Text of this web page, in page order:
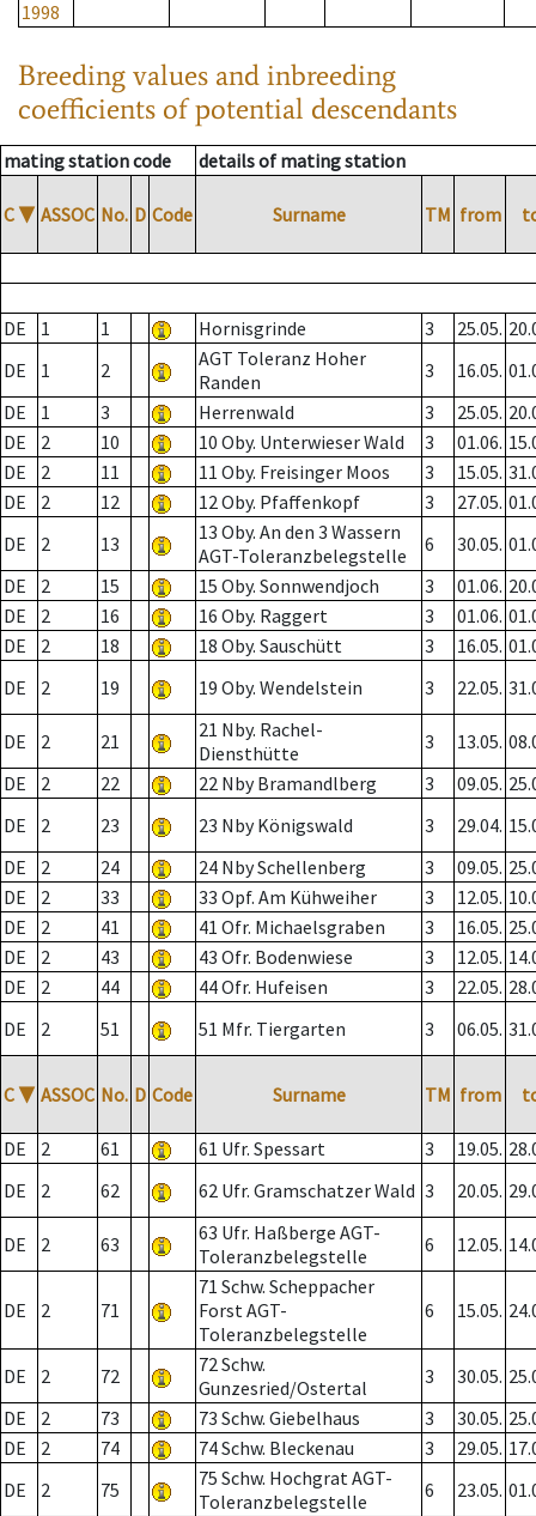
1998
Breeding values and inbreeding
coefficients of potential descendants
mating station code details of mating station
C ▼ ASSOC No. D Code Surname TM from
DE 1 1 Hornisgrinde 3 25.05.
DE
1 2
AGT Toleranz Hoher
Randen
3 16.05.
DE
1 3 Herrenwald 3 25.05.
DE
2 10 10 Oby. Unterwieser Wald 3 01.06.
DE
2 11 11 Oby. Freisinger Moos 3 15.05.
DE
2 12 12 Oby. Pfaffenkopf 3 27.05.
DE
2 13
13 Oby. An den 3 Wassern
AGT-Toleranzbelegstelle
6 30.05.
DE
2 15 15 Oby. Sonnwendjoch 3 01.06.
DE
2 16 16 Oby. Raggert 3 01.06.
DE
2 18 18 Oby. Sauschütt 3 16.05.
DE
2 19 19 Oby. Wendelstein 3 22.05.
DE 2 21
21 Nby. Rachel-
Diensthütte
3 13.05.
DE
2 22 22 Nby Bramandlberg 3 09.05.
DE
2 23 23 Nby Königswald 3 29.04.
DE
2 24 24 Nby Schellenberg 3 09.05.
DE
2 33 33 Opf. Am Kühweiher 3 12.05.
DE
2 41 41 Ofr. Michaelsgraben 3 16.05.
DE
2 43 43 Ofr. Bodenwiese 3 12.05.
DE
2 44 44 Ofr. Hufeisen 3 22.05.
DE
2 51 51 Mfr. Tiergarten 3 06.05.
C ▼ ASSOC No. D Code Surname TM from
DE 2 61 61 Ufr. Spessart 3 19.05.
DE
2 62 62 Ufr. Gramschatzer Wald 3 20.05.
DE 2 63
63 Ufr. Haßberge AGT-
Toleranzbelegstelle
6 12.05.
DE 2 71
71 Schw. Scheppacher
Forst AGT-
Toleranzbelegstelle
6 15.05.
DE 2 72
72 Schw.
Gunzesried/Ostertal
3 30.05.
DE
2 73 73 Schw. Giebelhaus 3 30.05.
DE
2 74 74 Schw. Bleckenau 3 29.05.
DE
2 75
75 Schw. Hochgrat AGT-
Toleranzbelegstelle
6 23.05.